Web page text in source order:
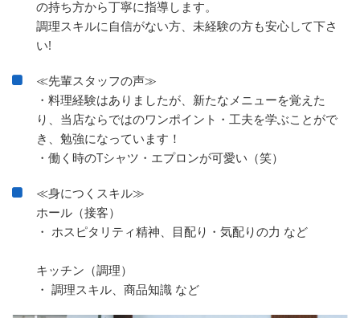
の持ち方から丁寧に指導します。
調理スキルに自信がない方、未経験の方も安心して下さ
い!
≪先輩スタッフの声≫
・料理経験はありましたが、新たなメニューを覚えた
り、当店ならではのワンポイント・工夫を学ぶことがで
き、勉強になっています！
・働く時のTシャツ・エプロンが可愛い（笑）
≪身につくスキル≫
ホール（接客）
・ ホスピタリティ精神、目配り・気配りの力 など
キッチン（調理）
・ 調理スキル、商品知識 など